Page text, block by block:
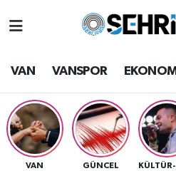
VAN VANSPOR
VAN GÜNCEL
Van Hava Durumu
VAN Namaz Vakitleri
Van Trafik Yoğunluk